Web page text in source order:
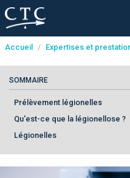
Panneau de gestion des
Accueil / Expertises et
SOMMAIRE
Prélèvement légionelles
Qu'est-ce que la légionellose ?
Légionelles